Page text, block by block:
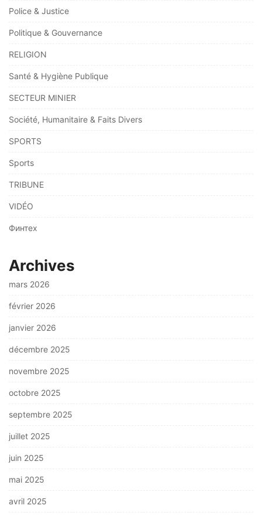
Police & Justice
Politique & Gouvernance
RELIGION
Santé & Hygiène Publique
SECTEUR MINIER
Société, Humanitaire & Faits Divers
SPORTS
Sports
TRIBUNE
VIDÉO
Финтех
Archives
mars 2026
février 2026
janvier 2026
décembre 2025
novembre 2025
octobre 2025
septembre 2025
juillet 2025
juin 2025
mai 2025
avril 2025